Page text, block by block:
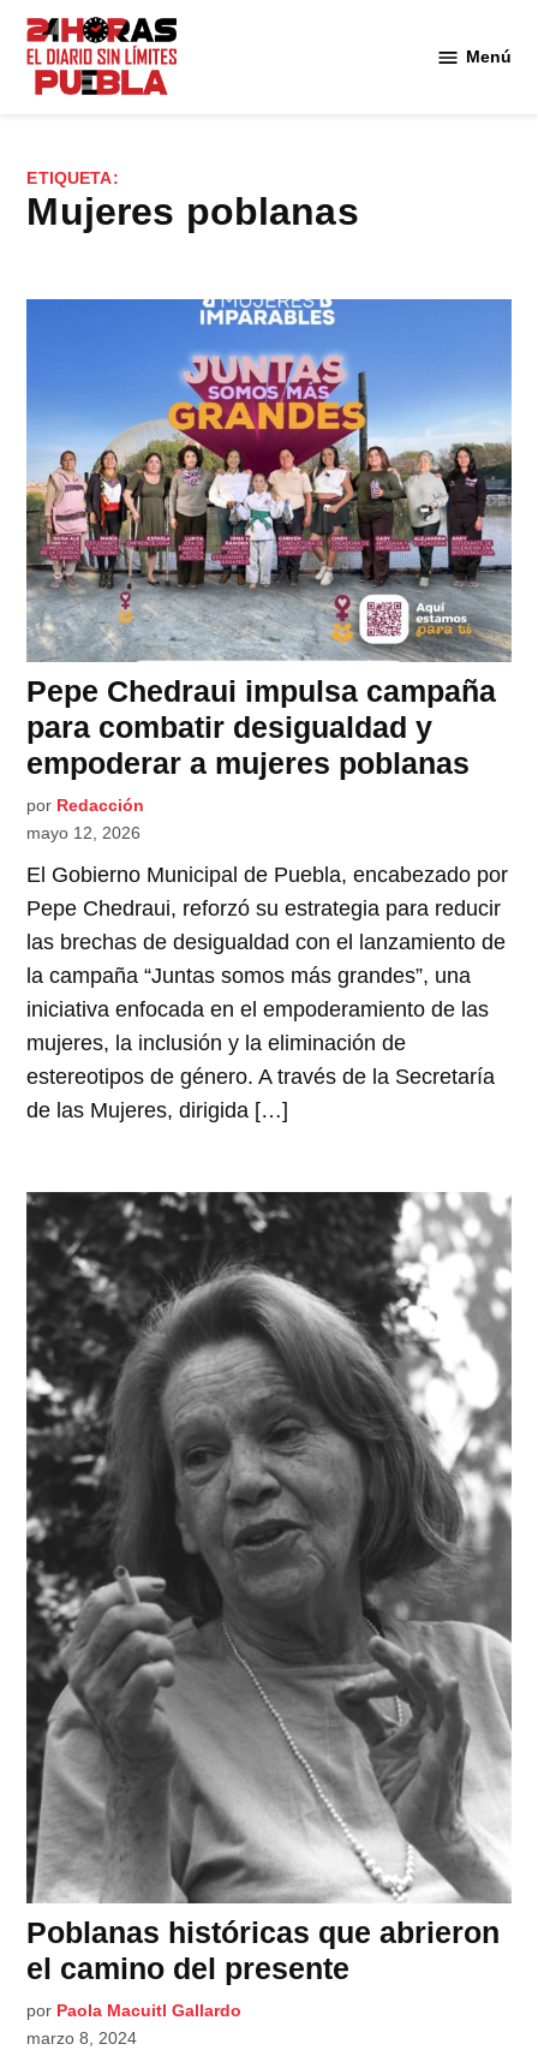
Saltar
contenido
Menú
ETIQUETA:
Mujeres poblanas
Pepe Chedraui impulsa campaña
para combatir desigualdad y
empoderar a mujeres poblanas
por Redacción
mayo 12, 2026
El Gobierno Municipal de Puebla, encabezado por
Pepe Chedraui, reforzó su estrategia para reducir
las brechas de desigualdad con el lanzamiento de
la campaña “Juntas somos más grandes”, una
iniciativa enfocada en el empoderamiento de las
mujeres, la inclusión y la eliminación de
estereotipos de género. A través de la Secretaría
de las Mujeres, dirigida […]
Poblanas históricas que abrieron
el camino del presente
por Paola Macuitl Gallardo
marzo 8, 2024